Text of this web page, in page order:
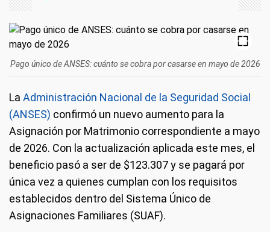
Pago único de ANSES: cuánto se cobra por casarse en mayo de 2026
La Administración Nacional de la Seguridad Social
(ANSES) confirmó un nuevo aumento para la
Asignación por Matrimonio correspondiente a mayo
de 2026. Con la actualización aplicada este mes, el
beneficio pasó a ser de $123.307 y se pagará por
única vez a quienes cumplan con los requisitos
establecidos dentro del Sistema Único de
Asignaciones Familiares (SUAF).